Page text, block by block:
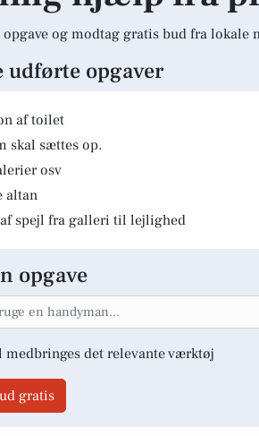
og modtag gratis bud fra lokale
udførte opgaver
af toilet
skal sættes op.
osv
altan
spejl fra galleri til lejlighed
opgave
medbringes det relevante værktøj
gratis